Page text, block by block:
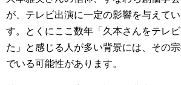
が、テレビ出演に一定の影響を与えて
す。とくにここ数年「久本さんをテレ
た」と感じる人が多い背景には、その
でいる可能性があります。